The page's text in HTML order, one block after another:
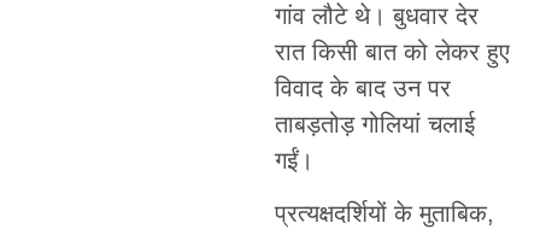
गांव लौटे थे। बुधवार देर
रात किसी बात को लेकर हुए
विवाद के बाद उन पर
ताबड़तोड़ गोलियां चलाई
गईं।
प्रत्यक्षदर्शियों के मुताबिक,